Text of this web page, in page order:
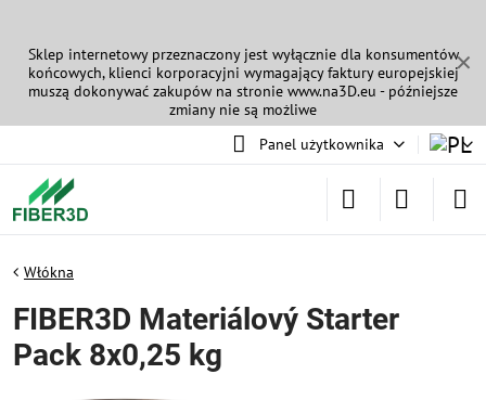
✕
Sklep internetowy przeznaczony jest wyłącznie dla konsumentów
końcowych, klienci korporacyjni wymagający faktury europejskiej
muszą dokonywać zakupów na stronie www.na3D.eu - późniejsze
zmiany nie są możliwe
Panel użytkownika
Włókna
FIBER3D Materiálový Starter
Pack 8x0,25 kg